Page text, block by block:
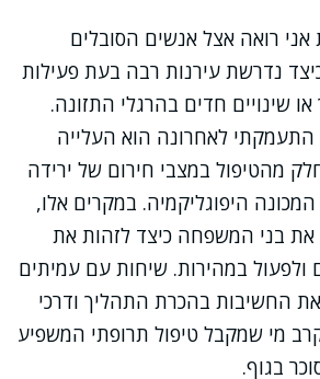
רואה אצל אנשים הסובלים
כיצד נדרשת עירנות רבה בעת פעילות
שינויים חדים בהרגלי התזונה.
לאחרונה הוא העלייה
מהטיפול במצבי חירום של ירידה
היפוגליקמיה. במקרים אלו,
את בני המשפחה כיצד לזהות את
ולפעול במהירות. שיחות עם עמיתים
החשיבות בהכרת התהליך ודרכי
מי שמקבל טיפול תרופתי המשפיע
בגוף.